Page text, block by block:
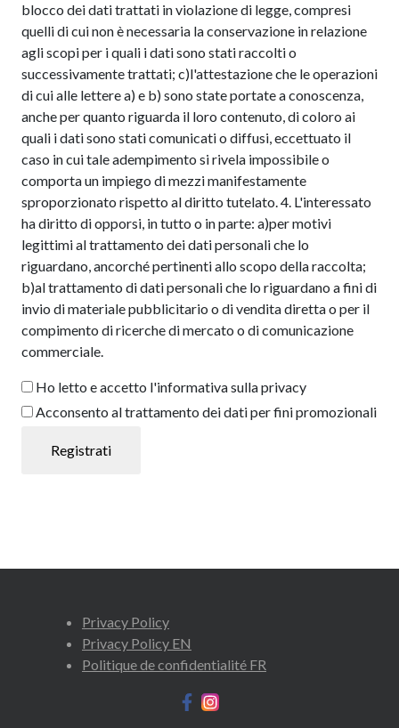
blocco dei dati trattati in violazione di legge, compresi
quelli di cui non è necessaria la conservazione in relazione
agli scopi per i quali i dati sono stati raccolti o
successivamente trattati; c)l'attestazione che le operazioni
di cui alle lettere a) e b) sono state portate a conoscenza,
anche per quanto riguarda il loro contenuto, di coloro ai
quali i dati sono stati comunicati o diffusi, eccettuato il
caso in cui tale adempimento si rivela impossibile o
comporta un impiego di mezzi manifestamente
sproporzionato rispetto al diritto tutelato. 4. L'interessato
ha diritto di opporsi, in tutto o in parte: a)per motivi
legittimi al trattamento dei dati personali che lo
riguardano, ancorché pertinenti allo scopo della raccolta;
b)al trattamento di dati personali che lo riguardano a fini di
invio di materiale pubblicitario o di vendita diretta o per il
compimento di ricerche di mercato o di comunicazione
commerciale.
Ho letto e accetto l'informativa sulla privacy
Acconsento al trattamento dei dati per fini promozionali
Privacy Policy
Privacy Policy EN
Politique de confidentialité FR